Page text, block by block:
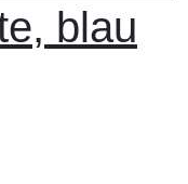
blau